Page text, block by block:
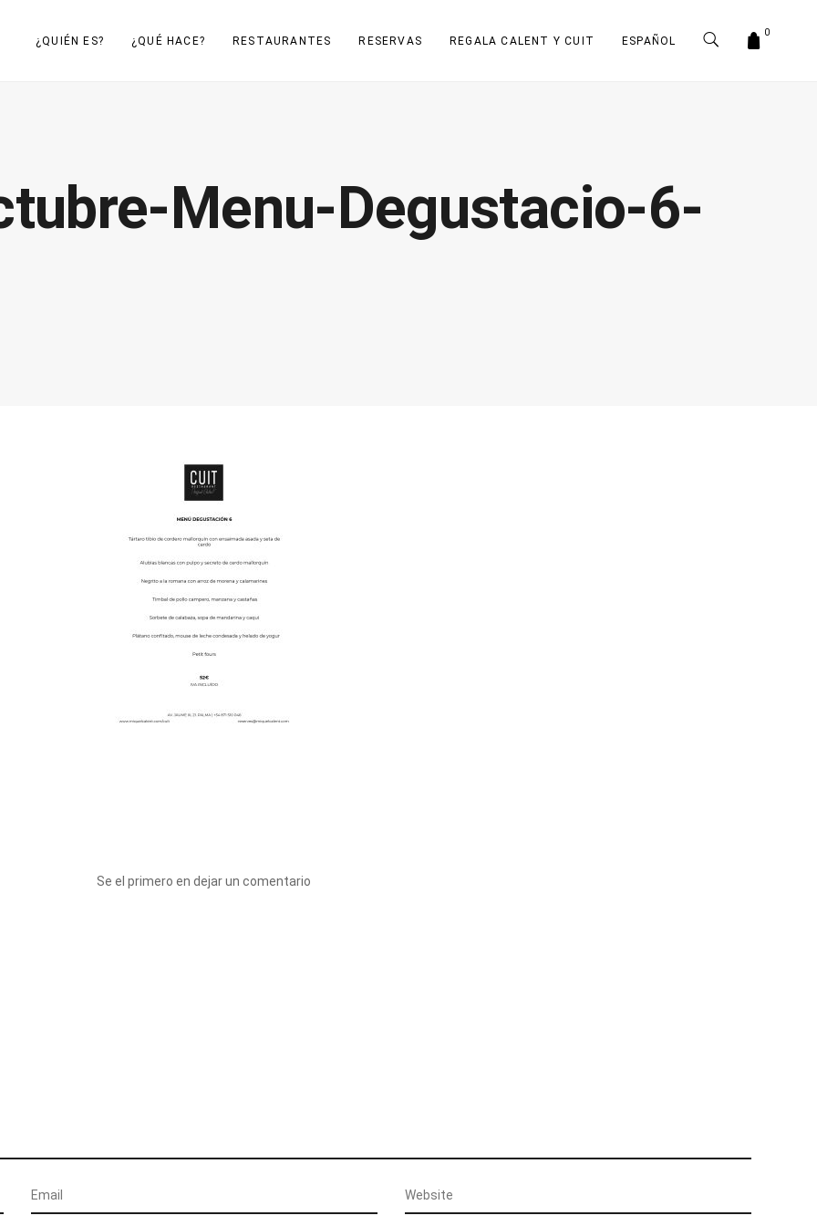
¿QUIÉN ES? ¿QUÉ HACE? RESTAURANTES RESERVAS REGALA CALENT Y CUIT ESPAÑOL
0
Menu-Degustacio-6-
Se el primero en dejar un comentario